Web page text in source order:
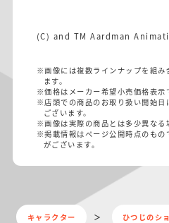
(C) and TM Aardman
※画像には複数ラインナップを組み
ます。
※価格はメーカー希望小売価格表示
※店頭での商品のお取り扱い開始日
ございます。
※画像は実際の商品とは多少異なる
※掲載情報はページ公開時点のもの
がございます。
キャラクター ひつじのシ